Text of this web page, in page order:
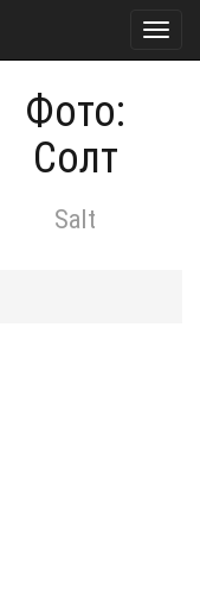
Фото:
Солт
Salt